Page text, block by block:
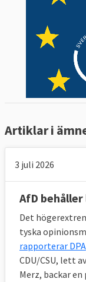
Artiklar i
3 juli 2026
AfD
Det
tyska
rapporterar DPA
CDU/CSU, lett
Merz, backar